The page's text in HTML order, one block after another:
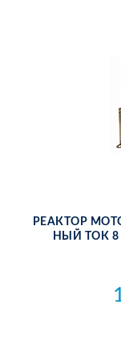
РЕ­АК­ТОР
НЫЙ ТОК 8